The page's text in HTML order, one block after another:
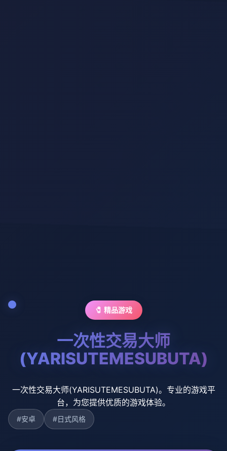
🧷 精品游戏
一次性交易大师
(YARISUTEMESUBUTA)
一次性交易大师(YARISUTEMESUBUTA)。专业的游戏平
台，为您提供优质的游戏体验。
#安卓 #日式风格